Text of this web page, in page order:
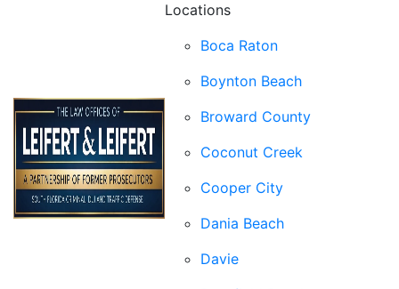
Locations
Boca Raton
Boynton Beach
Broward County
Coconut Creek
Cooper City
Dania Beach
Davie